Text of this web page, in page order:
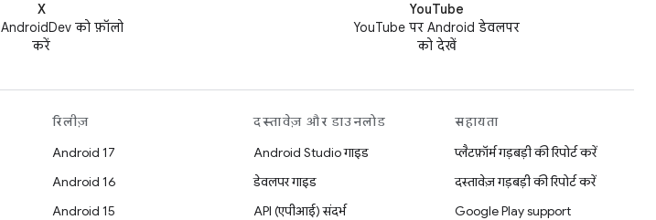
X
को फ़ॉलो
करें
YouTube
YouTube पर Android डेवलपर
को देखें
रिलीज़
Android 17
Android 16
Android 15
दस्तावेज़ और डाउनलोड
Android Studio गाइड
डेवलपर गाइड
API (एपीआई) संदर्भ
सहायता
प्लैटफ़ॉर्म गड़बड़ी की रिपोर्ट करें
दस्तावेज़ गड़बड़ी की रिपोर्ट करें
Google Play support